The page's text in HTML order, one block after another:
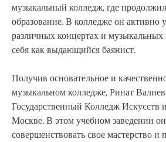
музыкальный колледж, где
образование. В колледже он активно
различных концертах и музыкальных
себя как выдающийся баянист.
Получив основательное и
музыкальном колледже, Ринат
Государственный Колледж
Москве. В этом учебном заведении
совершенствовать свое мастерство и